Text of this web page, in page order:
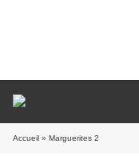
Accueil » Marguerites 2